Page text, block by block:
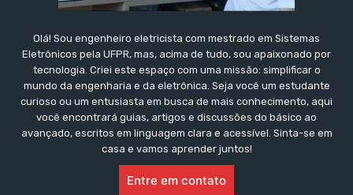
Olá! Sou engenheiro eletricista com mestrado em Sistemas
Eletrônicos pela UFPR, mas, acima de tudo, sou apaixonado por
tecnologia. Criei este espaço com uma missão: simplificar o
mundo da engenharia e da eletrônica. Seja você um estudante
curioso ou um entusiasta em busca de mais conhecimento, aqui
você encontrará guias, artigos e discussões do básico ao
avançado, escritos em linguagem clara e acessível. Sinta-se em
casa e vamos aprender juntos!
Entre em contato